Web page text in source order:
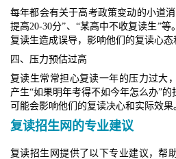
每年都会有关于高考政策变动的小道
提高20-30分”、“某高中不收复读生”
复读生造成误导，影响他们的复读心态
四、压力预估过高
复读生常常担心复读一年的压力过大
产生“如果明年考得不如今年怎么办”的
可能会影响他们的复读决心和实际效果
复读招生网的专业建议
复读招生网提供了以下专业建议，帮